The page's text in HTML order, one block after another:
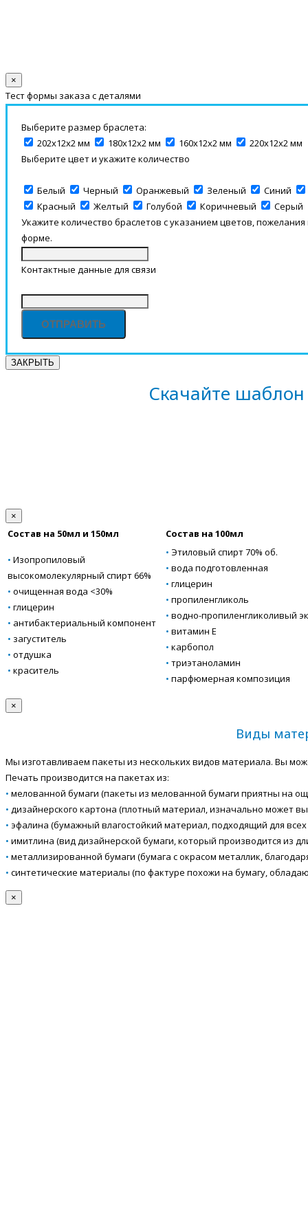
×
Тест формы заказа с деталями
Выберите размер браслета:
202х12х2 мм
180х12х2 мм 160х12х2 мм
220х12х2 мм
Выберите цвет и укажите количество
Белый Черный Оранжевый Зеленый Синий
Красный
Желтый Голубой Коричневый
Серый
Укажите количество браслетов с указанием цветов,
форме.
Контактные данные для связи
ЗАКРЫТЬ
Скачайте
×
Состав на 50мл и 150мл Состав на 100мл
• Изопропиловый
высокомолекулярный спирт 66%
• очищенная вода <30%
• глицерин
• антибактериальный компонент
• загуститель
• отдушка
• краситель
• Этиловый спирт 70% об.
• вода подготовленная
• глицерин
• пропиленгликоль
• водно-пропиленгликоливый
• витамин Е
• карбопол
• триэтаноламин
• парфюмерная композиция
×
Виды
Мы изготавливаем пакеты из нескольких видов материала. Вы
Печать производится на пакетах из:
• мелованной бумаги (пакеты из мелованной бумаги приятны на
• дизайнерского картона (плотный материал, изначально может
• эфалина (бумажный влагостойкий материал, подходящий для
• имитлина (вид дизайнерской бумаги, который производится из
• металлизированной бумаги (бумага с окрасом металлик,
• синтетические материалы (по фактуре похожи на бумагу,
×